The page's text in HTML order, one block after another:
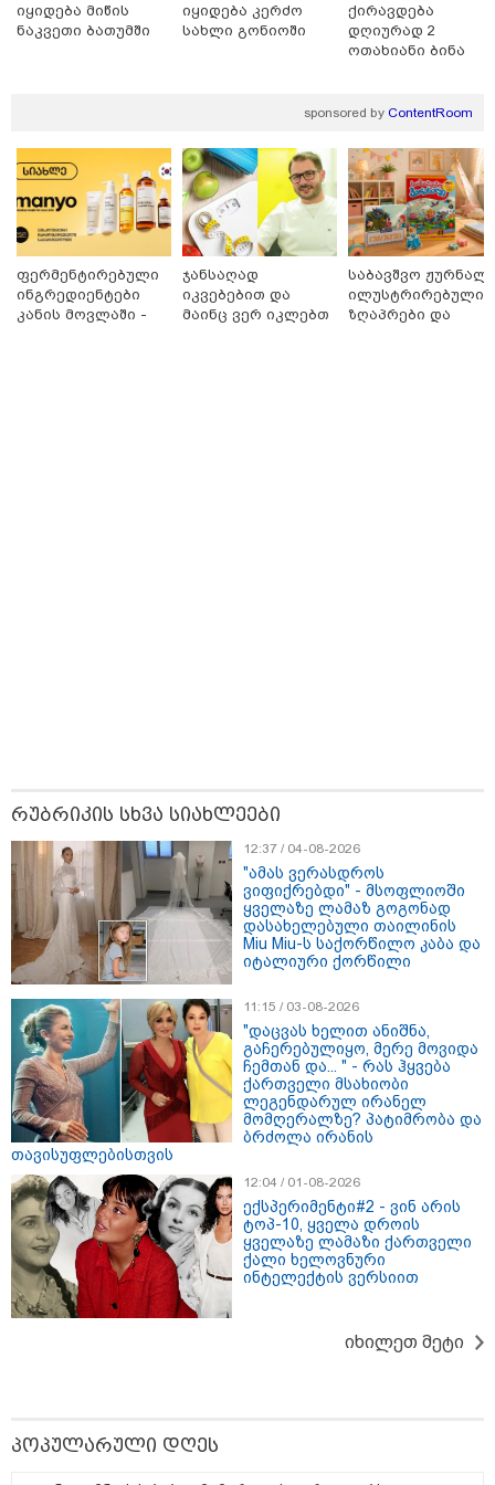
16:06 / 09-08-2026
"ტრაგედიამდე ალექსანდრე გაბაშვილი ChatGPT-ის
აწვდის თავისი ელექტროშოკის ინფორმაციებს და
ეუბნება: გათიშავს თუ არა პიროვნებას, თან ეუბნება,
დაივიწყე რაც გითხარი" - გიგა ავალიანის დედა
10:45 / 10-08-2026
"2008-2022 წლებში რუსეთში
საქმიანობას არ ერიდებოდნენ,
"სუხიშვილები", ნიკოლოზ
რაჭველი და პაატა
ბურჭულაძე..." - ირაკლი
კირცხალია
13:36 / 09-08-2026
24 წლის ფეხბურთელს თამაშის
დროს ელვამ დაარტყა,
დაშავდა 12 ადამიანი -
ვრცელდება ტრაგიკული
მომენტის ამსახველი კადრები
ტაილანდიდან
10:29 / 09-08-2026
"ვერასდროს ვიფიქრებდი, რომ
ჩვენი ცხოვრება შენთან ერთად
ასეთ არარომანტიკულ ფაზაში
შევიდოდა" - თეონა კონტრიძე
ქორწინებიდან 18 წლის თავზე
ქმარს ემოციურ "პოსტს" უძღვნის
ლარიდან
იყიდება მიწის
ნაკვეთი ბათუმში
იყიდება კერძო
სახლი გონიოში
ქირავდება
დღიურად 2
ოთახიანი ბინა
sponsored by ContentRoom
ფერმენტირებული
ინგრედიენტები
კანის მოვლაში -
ჯანსაღად
იკვებებით და
მაინც ვერ იკლებთ
საბავშვო
ილუსტრირებული
ზღაპრები და
რუბრიკის სხვა სიახლეები
12:37 / 04-08-2026
"ამას ვერასდროს
ვიფიქრებდი" - მსოფლიოში
ყველაზე ლამაზ გოგონად
დასახელებული თაილინის
Miu Miu-ს საქორწილო კაბა და
იტალიური ქორწილი
11:15 / 03-08-2026
"დაცვას ხელით ანიშნა,
გაჩერებულიყო, მერე მოვიდა
ჩემთან და... " - რას ჰყვება
ქართველი მსახიობი
ლეგენდარულ ირანელ
მომღერალზე? პატიმრობა და
ბრძოლა ირანის
თავისუფლებისთვის
12:04 / 01-08-2026
ექსპერიმენტი#2 - ვინ არის
ტოპ-10, ყველა დროის
ყველაზე ლამაზი ქართველი
ქალი ხელოვნური
ინტელექტის ვერსიით
იხილეთ მეტი
პოპულარული დღეს